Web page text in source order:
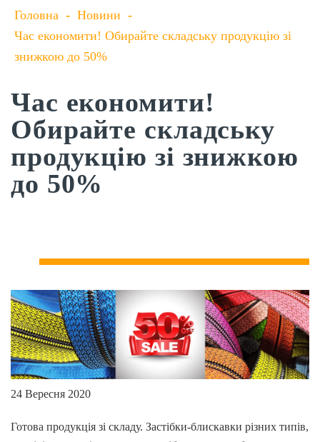
Головна - Новини -
Час економити! Обирайте складську продукцію зі
знижкою до 50%
Час економити!
Обирайте складську
продукцію зі знижкою
до 50%
24 Вересня 2020
Готова продукція зі складу. Застібки-блискавки різних типів,